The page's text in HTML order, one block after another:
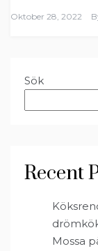
Oktober 28, 2022
Sök
Recent
Mossa